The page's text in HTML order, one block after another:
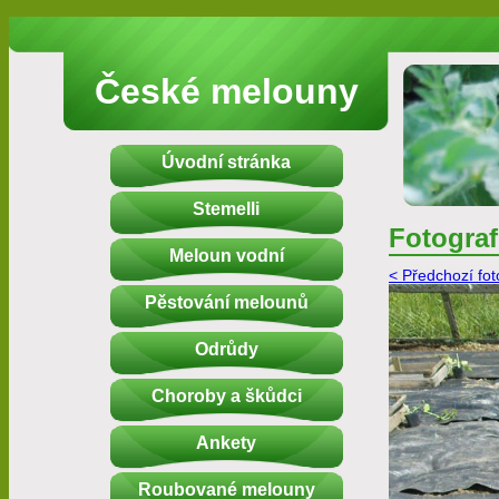
České melouny
Úvodní stránka
Stemelli
Meloun vodní
Pěstování melounů
Odrůdy
Choroby a škůdci
Ankety
Roubované melouny
< Předchozí